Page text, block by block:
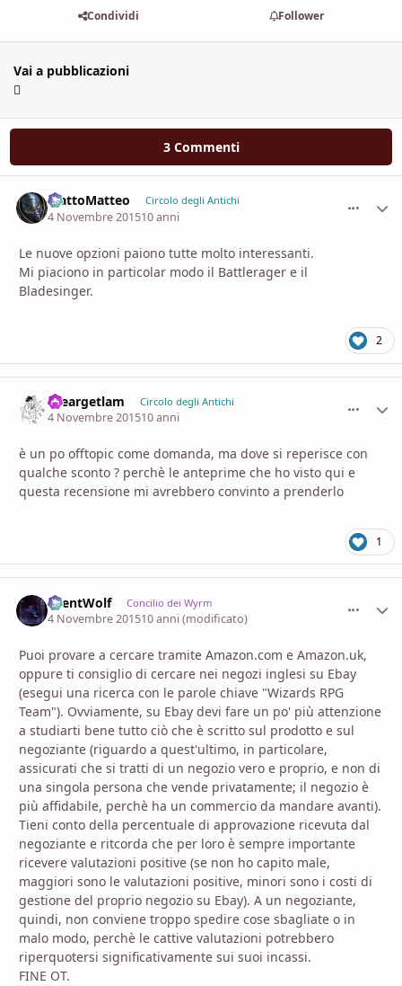
Condividi Follower
Vai a pubblicazioni
3 Commenti
MattoMatteo Circolo degli Antichi
4 Novembre 201510 anni
Le nuove opzioni paiono tutte molto interessanti.
Mi piaciono in particolar modo il Battlerager e il
Bladesinger.
2
theargetlam Circolo degli Antichi
4 Novembre 201510 anni
è un po offtopic come domanda, ma dove si reperisce con
qualche sconto ? perchè le anteprime che ho visto qui e
questa recensione mi avrebbero convinto a prenderlo
1
SilentWolf Concilio dei Wyrm
4 Novembre 201510 anni(modificato)
Puoi provare a cercare tramite Amazon.com e Amazon.uk,
oppure ti consiglio di cercare nei negozi inglesi su Ebay
(esegui una ricerca con le parole chiave "Wizards RPG
Team"). Ovviamente, su Ebay devi fare un po' più attenzione
a studiarti bene tutto ciò che è scritto sul prodotto e sul
negoziante (riguardo a quest'ultimo, in particolare,
assicurati che si tratti di un negozio vero e proprio, e non di
una singola persona che vende privatamente; il negozio è
più affidabile, perchè ha un commercio da mandare avanti).
Tieni conto della percentuale di approvazione ricevuta dal
negoziante e ritcorda che per loro è sempre importante
ricevere valutazioni positive (se non ho capito male,
maggiori sono le valutazioni positive, minori sono i costi di
gestione del proprio negozio su Ebay). A un negoziante,
quindi, non conviene troppo spedire cose sbagliate o in
malo modo, perchè le cattive valutazioni potrebbero
riperquotersi significativamente sui suoi incassi.
FINE OT.